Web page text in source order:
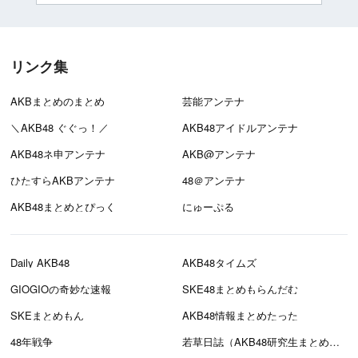
リンク集
AKBまとめのまとめ
芸能アンテナ
＼AKB48 ぐぐっ！／
AKB48アイドルアンテナ
AKB48ネ申アンテナ
AKB@アンテナ
ひたすらAKBアンテナ
48＠アンテナ
AKB48まとめとぴっく
にゅーぷる
Daily AKB48
AKB48タイムズ
GIOGIOの奇妙な速報
SKE48まとめもらんだむ
SKEまとめもん
AKB48情報まとめたった
48年戦争
若草日誌（AKB48研究生まとめブログ）